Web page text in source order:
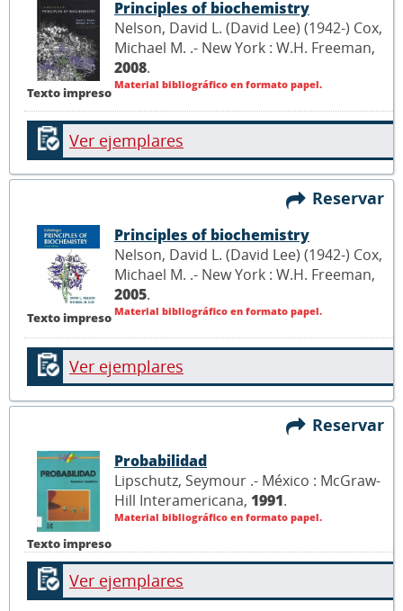
Texto impreso
Principles of biochemistry
Nelson, David L. (David Lee) (1942-) Cox,
Michael M. .- New York : W.H. Freeman,
2008.
Material bibliográfico en formato papel.
Ver ejemplares
Reservar
Texto impreso
Principles of biochemistry
Nelson, David L. (David Lee) (1942-) Cox,
Michael M. .- New York : W.H. Freeman,
2005.
Material bibliográfico en formato papel.
Ver ejemplares
Reservar
Texto impreso
Probabilidad
Lipschutz, Seymour .- México : McGraw-
Hill Interamericana, 1991.
Material bibliográfico en formato papel.
Ver ejemplares